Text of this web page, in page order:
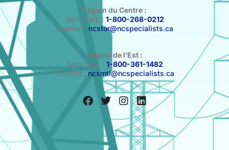
Région du Centre :
Sans frais : 1-800-268-0212
Courriel : ncstor@ncspecialists.ca
Région de l’Est :
Sans frais : 1-800-361-1482
Courriel : ncsmtl@ncspecialists.ca